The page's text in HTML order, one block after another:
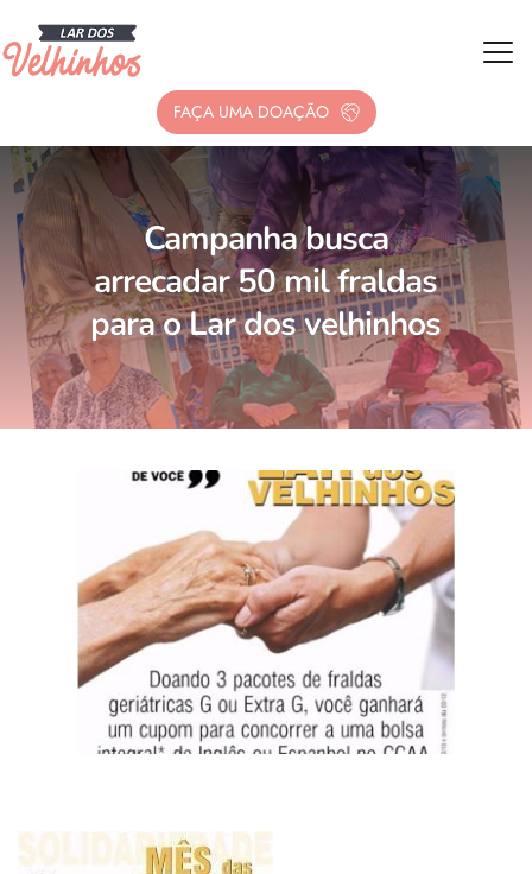
FAÇA UMA DOAÇÃO
Campanha busca
arrecadar 50 mil fraldas
para o Lar dos velhinhos